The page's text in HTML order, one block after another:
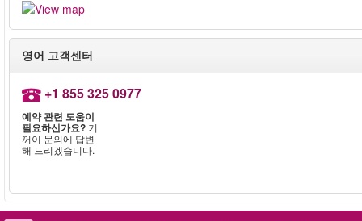
영어 고객센터
+1 855 325 0977
예약 관련 도움이
필요하신가요? 기
꺼이 문의에 답변
해 드리겠습니다.